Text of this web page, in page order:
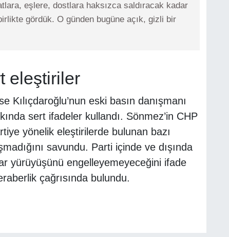
eşlere, dostlara haksızca saldıracak kadar
gördük. O günden bugüne açık, gizli bir
eleştiriler
Kılıçdaroğlu’nun eski basın danışmanı
sert ifadeler kullandı. Sönmez’in CHP
yönelik eleştirilerde bulunan bazı
savundu. Parti içinde ve dışında
yürüyüşünü engelleyemeyeceğini ifade
çağrısında bulundu.